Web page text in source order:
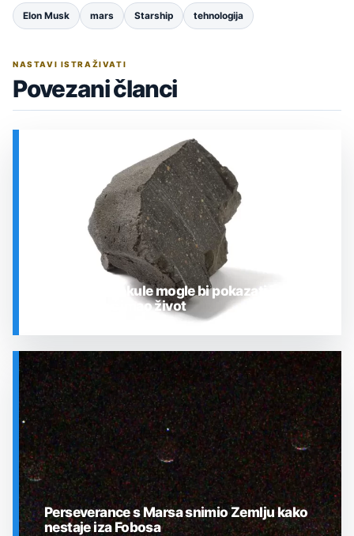
Elon Musk mars Starship tehnologija
NASTAVI ISTRAŽIVATI
Povezani članci
SVEMIR
Zrcalne molekule mogle bi pokazati je li
Mars nekoć imao život
Perseverance s Marsa snimio Zemlju kako
nestaje iza Fobosa